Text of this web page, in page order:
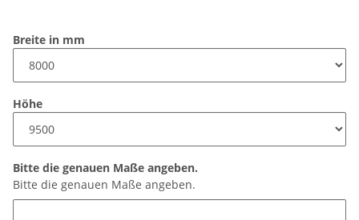
Breite in mm
Höhe
Bitte die genauen Maße angeben.
Bitte die genauen Maße angeben.